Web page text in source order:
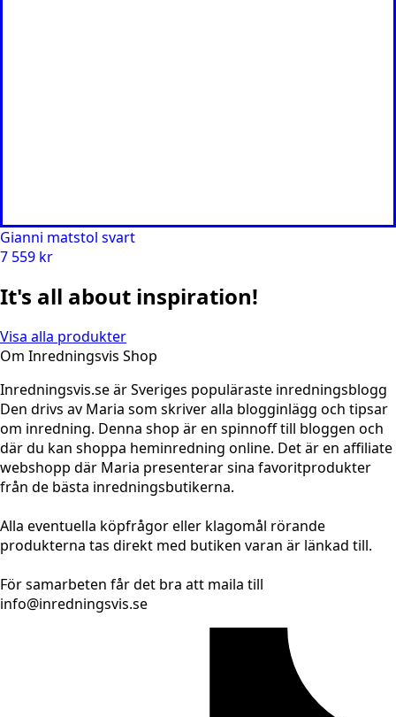
Gianni matstol svart
7 559 kr
It's all about inspiration!
Visa alla produkter
Om Inredningsvis Shop
Inredningsvis.se är Sveriges populäraste inredningsblogg
Den drivs av Maria som skriver alla blogginlägg och tipsar
om inredning. Denna shop är en spinnoff till bloggen och
där du kan shoppa heminredning online. Det är en affiliate
webshopp där Maria presenterar sina favoritprodukter
från de bästa inredningsbutikerna.
Alla eventuella köpfrågor eller klagomål rörande
produkterna tas direkt med butiken varan är länkad till.
För samarbeten får det bra att maila till
info@inredningsvis.se